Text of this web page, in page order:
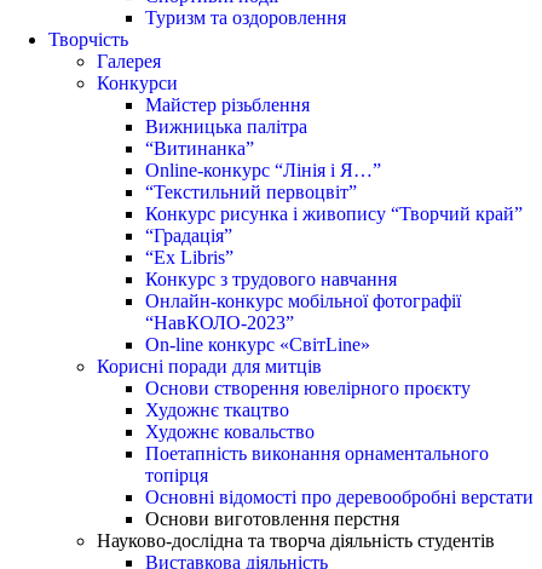
Туризм та оздоровлення
Творчість
Галерея
Конкурси
Майстер різьблення
Вижницька палітра
“Витинанка”
Online-конкурс “Лінія і Я…”
“Текстильний первоцвіт”
Конкурс рисунка і живопису “Творчий край”
“Градація”
“Ex Libris”
Конкурс з трудового навчання
Онлайн-конкурс мобільної фотографії
“НавКОЛО-2023”
On-line конкурс «СвітLine»
Корисні поради для митців
Основи створення ювелірного проєкту
Художнє ткацтво
Художнє ковальство
Поетапність виконання орнаментального
топірця
Основні відомості про деревообробні верстати
Основи виготовлення перстня
Науково-дослідна та творча діяльність студентів
Виставкова діяльність